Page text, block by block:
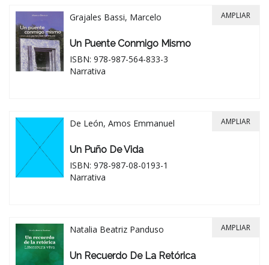
Grajales Bassi, Marcelo
Un Puente Conmigo Mismo
ISBN: 978-987-564-833-3
Narrativa
AMPLIAR
De León, Amos Emmanuel
Un Puño De Vida
ISBN: 978-987-08-0193-1
Narrativa
AMPLIAR
Natalia Beatriz Panduso
Un Recuerdo De La Retórica
AMPLIAR